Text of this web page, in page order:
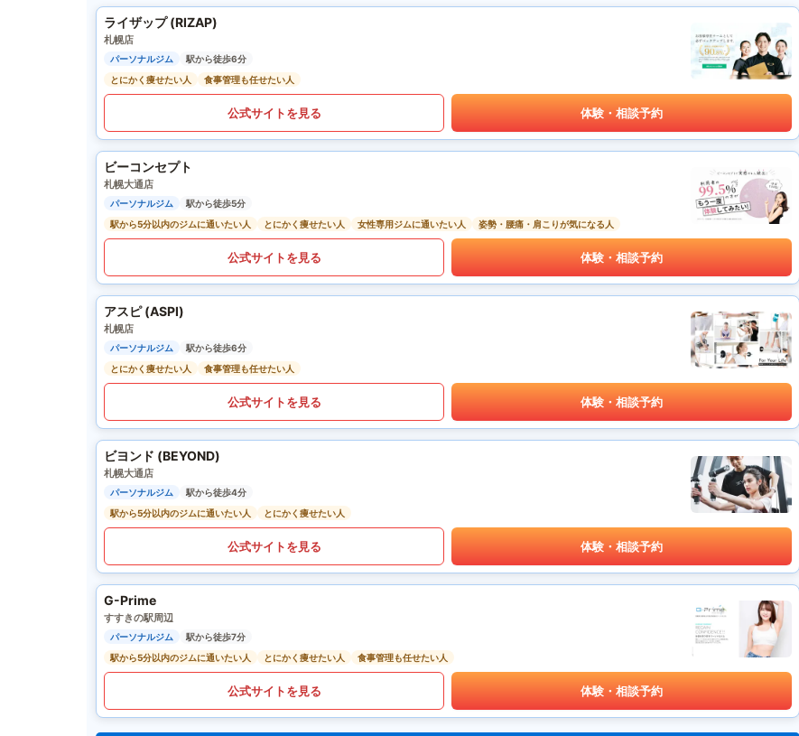
ライザップ (RIZAP)
札幌店
パーソナルジム
駅から徒歩6分
とにかく痩せたい人
食事管理も任せたい人
公式サイトを見る 体験・相談予約
ビーコンセプト
札幌大通店
パーソナルジム
駅から徒歩5分
駅から5分以内のジムに通いたい人
とにかく痩せたい人 女性専用ジムに通いたい人 姿勢・腰痛・肩こりが気になる人
公式サイトを見る 体験・相談予約
アスピ (ASPI)
札幌店
パーソナルジム
駅から徒歩6分
とにかく痩せたい人
食事管理も任せたい人
公式サイトを見る 体験・相談予約
ビヨンド (BEYOND)
札幌大通店
パーソナルジム
駅から徒歩4分
駅から5分以内のジムに通いたい人
とにかく痩せたい人
公式サイトを見る 体験・相談予約
G-Prime
すすきの駅周辺
パーソナルジム
駅から徒歩7分
駅から5分以内のジムに通いたい人
とにかく痩せたい人 食事管理も任せたい人
公式サイトを見る 体験・相談予約